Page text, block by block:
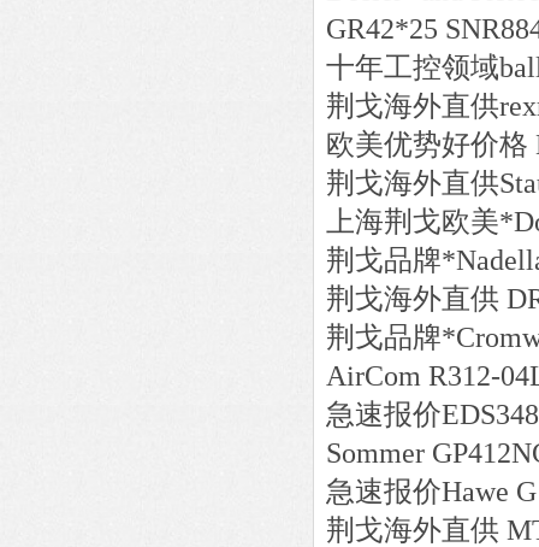
GR42*25
十年工控领域
荆戈海外直供
欧美优势好价格
荆戈海外直供
上海荆戈欧美*
荆戈品牌*
荆戈海外直供
荆戈品牌*
AirCom R312-
急速报价
Sommer
急速报价Hawe
荆戈海外直供